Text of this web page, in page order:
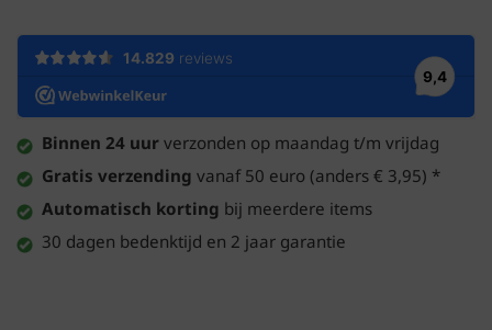
Binnen 24 uur verzonden op maandag t/m vrijdag
Gratis verzending vanaf 50 euro (anders € 3,95) *
Automatisch korting bij meerdere items
30 dagen bedenktijd en 2 jaar garantie